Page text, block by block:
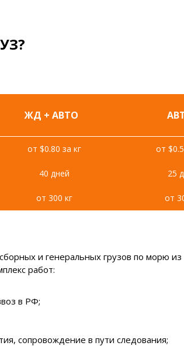
ЖД + АВТО
от $0.80 за кг
40 дней
от 300 кг
от
25
от
и генеральных грузов по морю
работ:
в РФ;
сопровождение в пути следования;